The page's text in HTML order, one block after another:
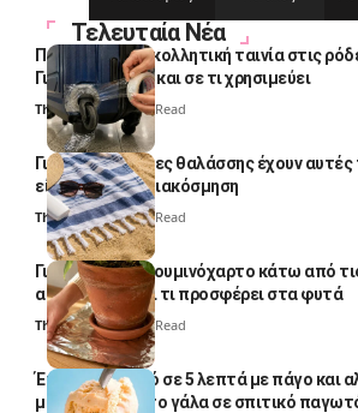
Τελευταία Νέα
Πολλοί βάζουν κολλητική ταινία στις
Γιατί το κάνουν και σε τι χρησιμεύει
Thali Ombre 4 Min Read
Γιατί οι πετσέτες θαλάσσης έχουν
είναι μόνο για διακόσμηση
Thali Ombre5 Min Read
Γιατί βάζουν αλουμινόχαρτο κάτω από
απλό κόλπο και τι προσφέρει στα φυτά
Thali Ombre4 Min Read
Έτοιμο παγωτό σε 5 λεπτά με πάγο και
μετατρέψετε το γάλα σε σπιτικό